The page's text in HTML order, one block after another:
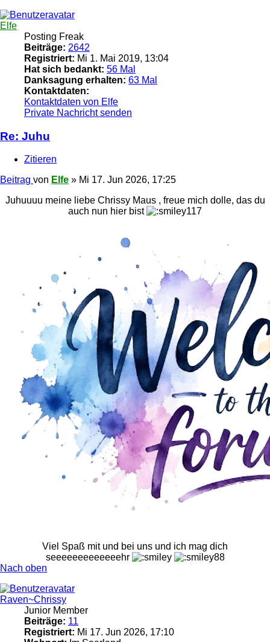
Elfe
Posting Freak
Beiträge: 2642
Registriert: Mi 1. Mai 2019, 13:04
Hat sich bedankt: 56 Mal
Danksagung erhalten: 63 Mal
Kontaktdaten:
Kontaktdaten von Elfe
Private Nachricht senden
Re: Juhu
Zitieren
Beitrag von Elfe » Mi 17. Jun 2026, 17:25
Juhuuuu meine liebe Chrissy Maus , freue mich dolle, das du
auch nun hier bist
Viel Spaß mit und bei uns und ich mag dich
seeeeeeeeeeeeehr
Nach oben
Raven~Chrissy
Junior Member
Beiträge: 11
Registriert: Mi 17. Jun 2026, 17:10